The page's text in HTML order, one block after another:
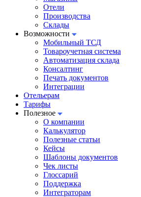
Отели
Производства
Склады
Возможности
Мобильный ТСД
Товароучетная система
Автоматизация склада
Консалтинг
Печать документов
Интеграции
Отельерам
Тарифы
Полезное
О компании
Калькулятор
Полезные статьи
Кейсы
Шаблоны документов
Чек листы
Глоссарий
Поддержка
Интеграторам